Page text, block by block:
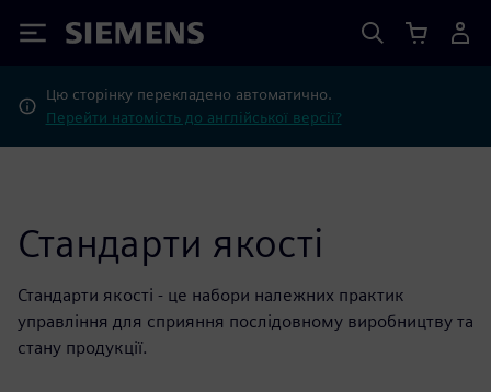
Siemens
Цю сторінку перекладено автоматично.
Перейти натомість до англійської версії?
Стандарти якості
Стандарти якості - це набори належних практик
управління для сприяння послідовному виробництву та
стану продукції.